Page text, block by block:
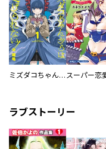
ミズダコちゃんからは逃げられない！
ラブストーリー